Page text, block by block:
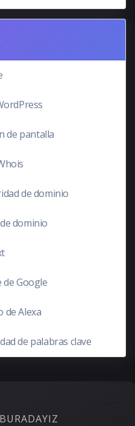
de pantalla
de dominio
dominio
Google
de Alexa
de palabras clave